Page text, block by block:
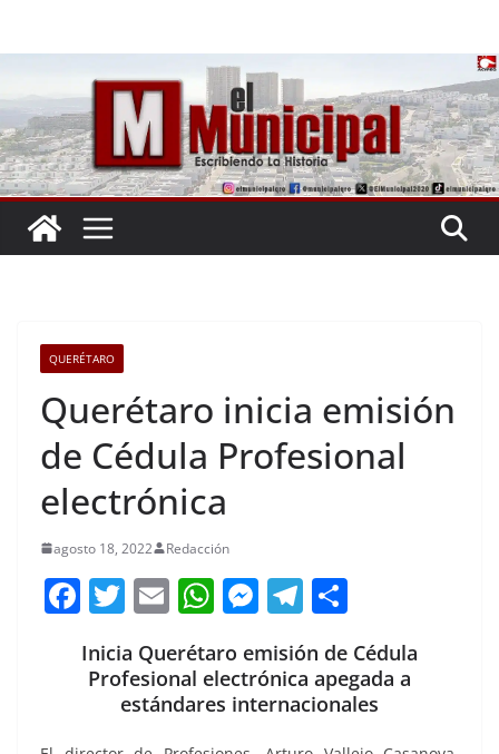
QUERÉTARO
Querétaro inicia emisión
de Cédula Profesional
electrónica
agosto 18, 2022 Redacción
F
c
e
b
T
itt
er
E
ai
l
W
at
s
A
M
ss
e
n
T
e
gr
a
m
p
ar
Inicia Querétaro emisión de Cédula
Profesional electrónica apegada a
estándares internacionales